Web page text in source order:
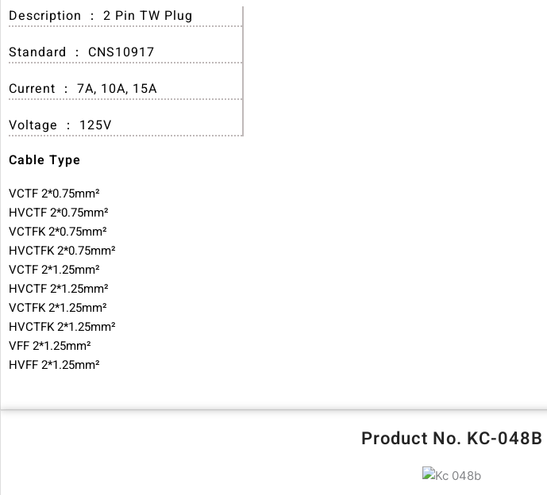
Description ： 2 Pin TW Plug
Standard ： CNS10917
Current ： 7A, 10A, 15A
Voltage ： 125V
Cable Type
VCTF 2*0.75mm²
HVCTF 2*0.75mm²
VCTFK 2*0.75mm²
HVCTFK 2*0.75mm²
VCTF 2*1.25mm²
HVCTF 2*1.25mm²
VCTFK 2*1.25mm²
HVCTFK 2*1.25mm²
VFF 2*1.25mm²
HVFF 2*1.25mm²
Product No. KC-048B